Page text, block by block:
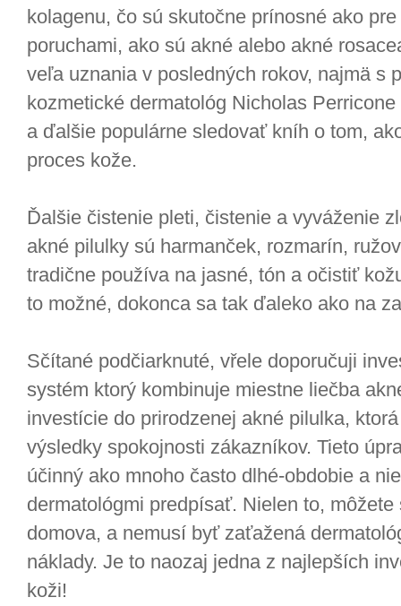
kolagenu, čo sú skutočne prínosné ako
poruchami, ako sú akné alebo akné
veľa uznania v posledných rokov, najmä s
kozmetické dermatológ Nicholas
a ďalšie populárne sledovať kníh o tom,
proces kože.
Ďalšie čistenie pleti, čistenie a vyváženie
akné pilulky sú harmanček, rozmarín,
tradične používa na jasné, tón a očistiť
to možné, dokonca sa tak ďaleko ako na
Sčítané podčiarknuté, vřele doporučuji
systém ktorý kombinuje miestne liečba
investície do prirodzenej akné pilulka,
výsledky spokojnosti zákazníkov. Tieto
účinný ako mnoho často dlhé-obdobie a
dermatológmi predpísať. Nielen to,
domova, a nemusí byť zaťažená
náklady. Je to naozaj jedna z najlepších
koži!